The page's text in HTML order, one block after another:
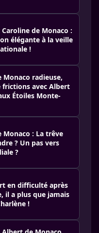
de Monaco :
élégante à la veille
!
Monaco radieuse,
frictions avec Albert
Étoiles Monte-
Monaco : La trêve
? Un pas vers
?
en difficulté après
il a plus que jamais
!